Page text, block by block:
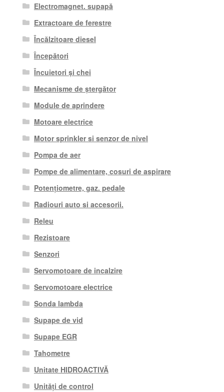
Electromagnet. supapă
Extractoare de ferestre
Încălzitoare diesel
Începători
Încuietori și chei
Mecanisme de ștergător
Module de aprindere
Motoare electrice
Motor sprinkler si senzor de nivel
Pompa de aer
Pompe de alimentare, cosuri de aspirare
Potențiometre, gaz. pedale
Radiouri auto si accesorii.
Releu
Rezistoare
Senzori
Servomotoare de incalzire
Servomotoare electrice
Sonda lambda
Supape de vid
Supape EGR
Tahometre
Unitate HIDROACTIVĂ
Unități de control